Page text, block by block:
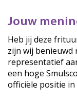
Jouw
Heb jij deze
zijn wij benieuwd
representatief
een hoge
officiële positie in